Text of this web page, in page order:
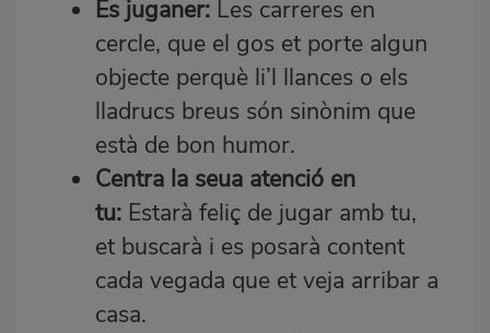
És juganer: Les carreres en
cercle, que el gos et porte algun
objecte perquè li’l llances o els
lladrucs breus són sinònim que
està de bon humor.
Centra la seua atenció en
tu: Estarà feliç de jugar amb tu,
et buscarà i es posarà content
cada vegada que et veja arribar a
casa.